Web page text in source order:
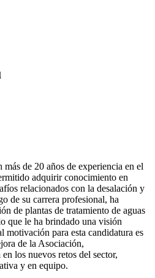
de 20 años de experiencia en el
adquirir conocimiento en
relacionados con la desalación y
de su carrera profesional, ha
de plantas de tratamiento de aguas
que le ha brindado una visión
motivación para esta candidatura es
de la Asociación,
los nuevos retos del sector,
y en equipo.